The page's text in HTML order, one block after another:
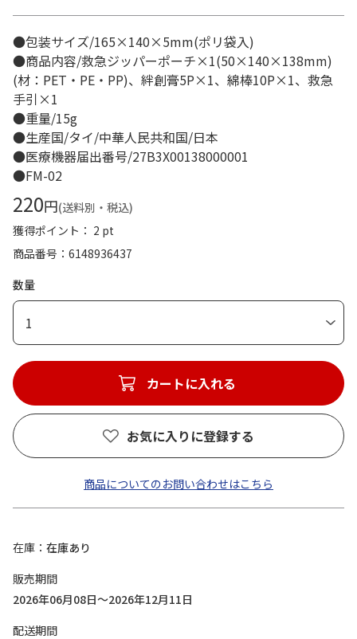
●包装サイズ/165×140×5mm(ポリ袋入)
●商品内容/救急ジッパーポーチ×1(50×140×138mm)
(材：PET・PE・PP)、絆創膏5P×1、綿棒10P×1、救急
手引×1
●重量/15g
●生産国/タイ/中華人民共和国/日本
●医療機器届出番号/27B3X00138000001
●FM-02
220円(送料別・税込)
獲得ポイント： 2 pt
商品番号
6148936437
数量
1
カートに入れる
お気に入りに登録する
商品についてのお問い合わせはこちら
在庫
在庫あり
販売期間
2026年06月08日～2026年12月11日
配送期間